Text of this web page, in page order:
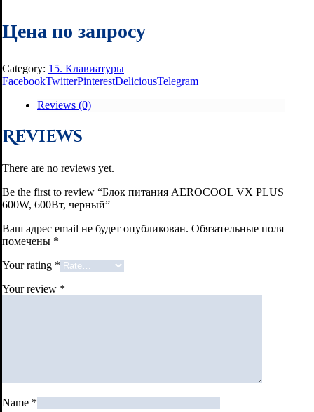
Цена по запросу
Category: 15. Клавиатуры
FacebookTwitterPinterestDeliciousTelegram
Reviews (0)
Reviews
There are no reviews yet.
Be the first to review “Блок питания AEROCOOL VX PLUS
600W, 600Вт, черный”
Ваш адрес email не будет опубликован. Обязательные поля
помечены *
Your rating *
Your review *
Name *